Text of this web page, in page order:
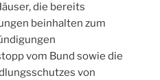
die bereits
beinhalten zum
vom Bund sowie die
von